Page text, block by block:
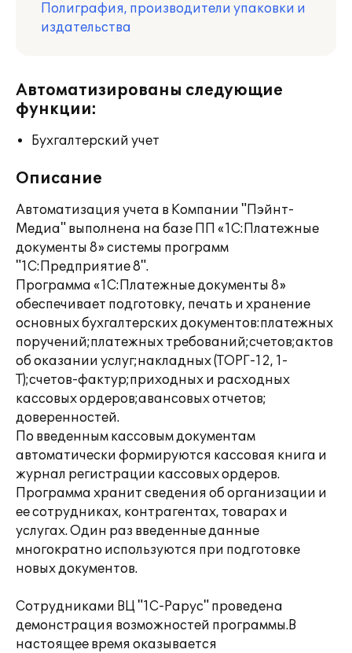
Полиграфия, производители упаковки и
издательства
Автоматизированы следующие
функции:
Бухгалтерский учет
Описание
Автоматизация учета в Компании "Пэйнт-
Медиа" выполнена на базе ПП «1С:Платежные
документы 8» системы программ
"1С:Предприятие 8".
Программа «1С:Платежные документы 8»
обеспечивает подготовку, печать и хранение
основных бухгалтерских документов:платежных
поручений;платежных требований;счетов;актов
об оказании услуг;накладных (ТОРГ-12, 1-
Т);счетов-фактур;приходных и расходных
кассовых ордеров;авансовых отчетов;
доверенностей.
По введенным кассовым документам
автоматически формируются кассовая книга и
журнал регистрации кассовых ордеров.
Программа хранит сведения об организации и
ее сотрудниках, контрагентах, товарах и
услугах. Один раз введенные данные
многократно используются при подготовке
новых документов.
Сотрудниками ВЦ "1С-Рарус" проведена
демонстрация возможностей программы.В
настоящее время оказывается